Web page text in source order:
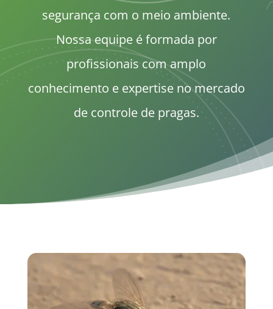
segurança com o meio ambiente.
Nossa equipe é formada por
profissionais com amplo
conhecimento e expertise no mercado
de controle de pragas.